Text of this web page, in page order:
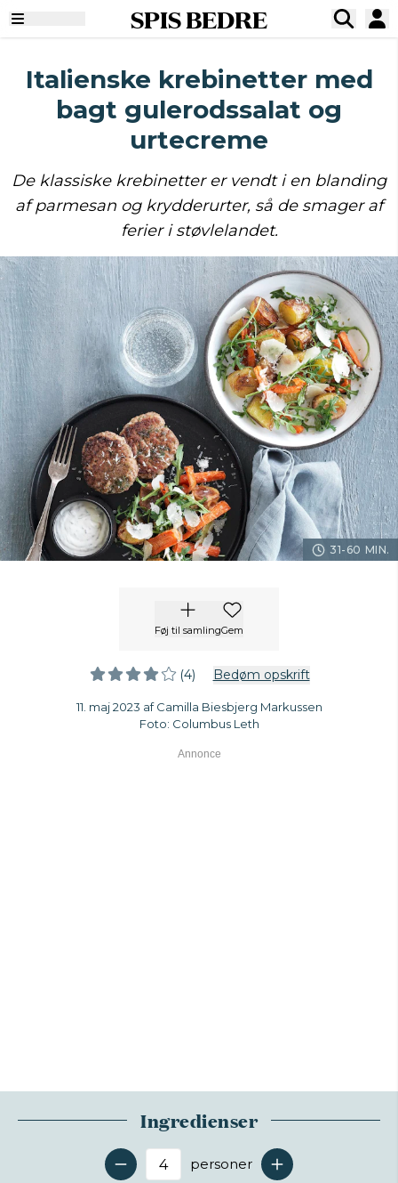
SPIS BEDRE
Italienske krebinetter med
bagt gulerodssalat og
urtecreme
De klassiske krebinetter er vendt i en blanding
af parmesan og krydderurter, så de smager af
ferier i støvlelandet.
31-60 MIN.
Føj til samlingGem
(4) Bedøm opskrift
11. maj 2023 af Camilla Biesbjerg Markussen
Foto: Columbus Leth
Ingredienser
Antal serveringer
personer